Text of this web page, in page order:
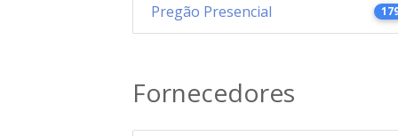
Pregão Presencial
Fornecedores